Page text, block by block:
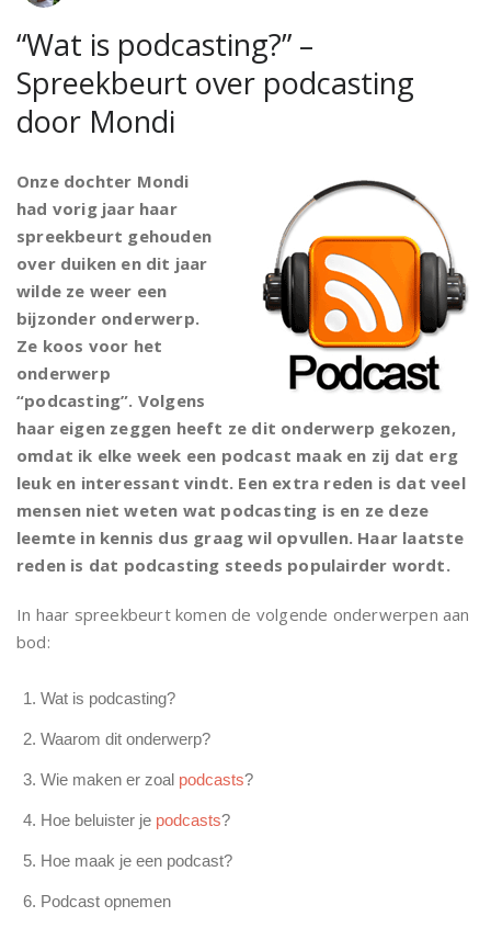
“Wat is podcasting?” –
Spreekbeurt over podcasting
door Mondi
Onze dochter Mondi
had vorig jaar haar
spreekbeurt gehouden
over duiken en dit jaar
wilde ze weer een
bijzonder onderwerp.
Ze koos voor het
onderwerp
“podcasting”. Volgens
haar eigen zeggen heeft ze dit onderwerp gekozen,
omdat ik elke week een podcast maak en zij dat erg
leuk en interessant vindt. Een extra reden is dat veel
mensen niet weten wat podcasting is en ze deze
leemte in kennis dus graag wil opvullen. Haar laatste
reden is dat podcasting steeds populairder wordt.
In haar spreekbeurt komen de volgende onderwerpen aan
bod:
Wat is podcasting?
Waarom dit onderwerp?
Wie maken er zoal podcasts?
Hoe beluister je podcasts?
Hoe maak je een podcast?
Podcast opnemen